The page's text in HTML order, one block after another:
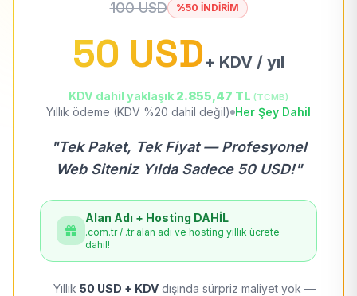
100 USD %50 İNDİRİM
50 USD+ KDV / yıl
KDV dahil yaklaşık 2.855,47 TL (TCMB)
Yıllık ödeme (KDV %20 dahil değil) Her Şey Dahil
"Tek Paket, Tek Fiyat — Profesyonel
Web Siteniz Yılda Sadece 50 USD!"
Alan Adı + Hosting DAHİL
.com.tr / .tr alan adı ve hosting yıllık ücrete
dahil!
Yıllık 50 USD + KDV dışında sürpriz maliyet yok —